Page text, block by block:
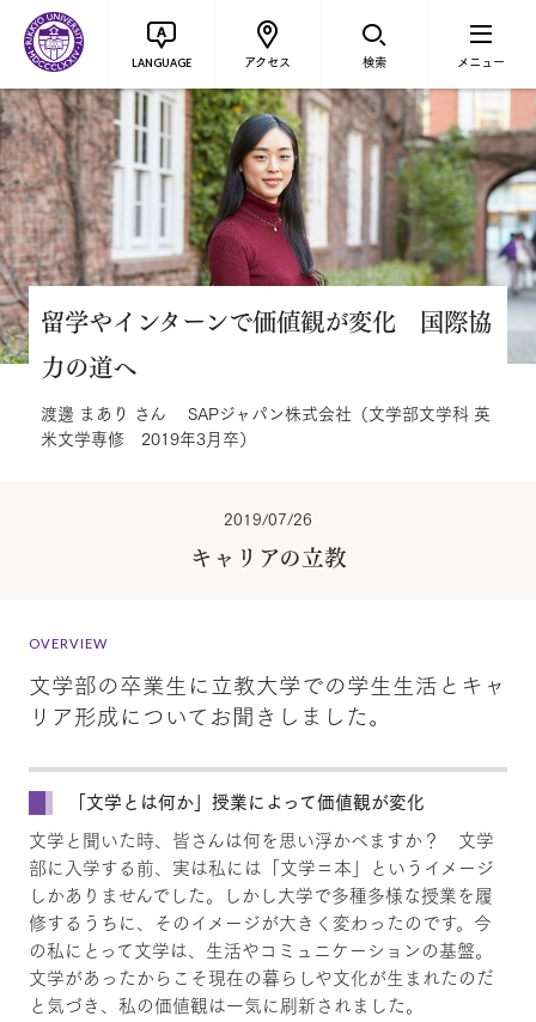
LANGUAGE アクセス 検索 メニュー
留学やインターンで価値観が変化 国際協
力の道へ
渡邊 まあり さん SAPジャパン株式会社（文学部文学科 英
米文学専修 2019年3月卒）
2019/07/26
キャリアの立教
OVERVIEW
文学部の卒業生に立教大学での学生生活とキャ
リア形成についてお聞きしました。
「文学とは何か」授業によって価値観が変化
文学と聞いた時、皆さんは何を思い浮かべますか？ 文学
部に入学する前、実は私には「文学＝本」というイメージ
しかありませんでした。しかし大学で多種多様な授業を履
修するうちに、そのイメージが大きく変わったのです。今
の私にとって文学は、生活やコミュニケーションの基盤。
文学があったからこそ現在の暮らしや文化が生まれたのだ
と気づき、私の価値観は一気に刷新されました。